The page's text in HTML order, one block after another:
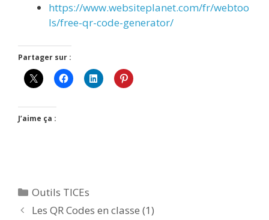
https://www.websiteplanet.com/fr/webtoo
ls/free-qr-code-generator/
Partager sur :
J’aime ça :
Catégories
Outils TICEs
Les QR Codes en classe (1)